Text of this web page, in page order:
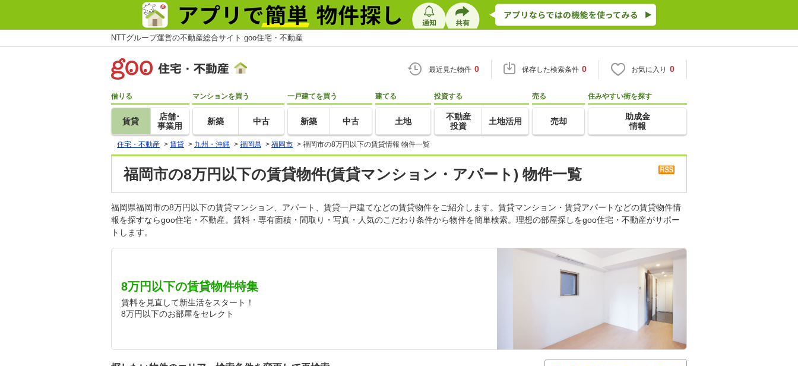
NTTグループ運営の不動産総合サイト goo住宅・不動産
最近見た物件 0 保存した検索条件 0 お気に入り 0
借りる
賃貸
店舗･
事業用
マンションを買う
新築 中古
一戸建てを買う
新築 中古
建てる
土地
投資する
不動産
投資
土地活用
売る
売却
住みやすい街を探す
助成金
情報
住宅・不動産 > 賃貸 > 九州・沖縄 > 福岡県 > 福岡市 > 福岡市の8万円以下の賃貸情報 物件一覧
福岡市の8万円以下の賃貸物件(賃貸マンション・アパート) 物件一覧
福岡県福岡市の8万円以下の賃貸マンション、アパート、賃貸一戸建てなどの賃貸物件をご紹介します。賃貸マンション・賃貸アパートなどの賃貸物件情
報を探すならgoo住宅・不動産。賃料・専有面積・間取り・写真・人気のこだわり条件から物件を簡単検索。理想の部屋探しをgoo住宅・不動産がサポー
トします。
8万円以下の賃貸物件特集
賃料を見直して新生活をスタート！
8万円以下のお部屋をセレクト